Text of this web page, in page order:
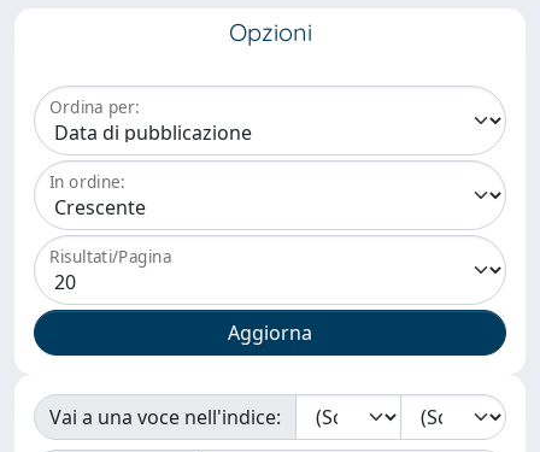
Opzioni
Ordina per:
In ordine:
Risultati/Pagina
Vai a una voce nell'indice: